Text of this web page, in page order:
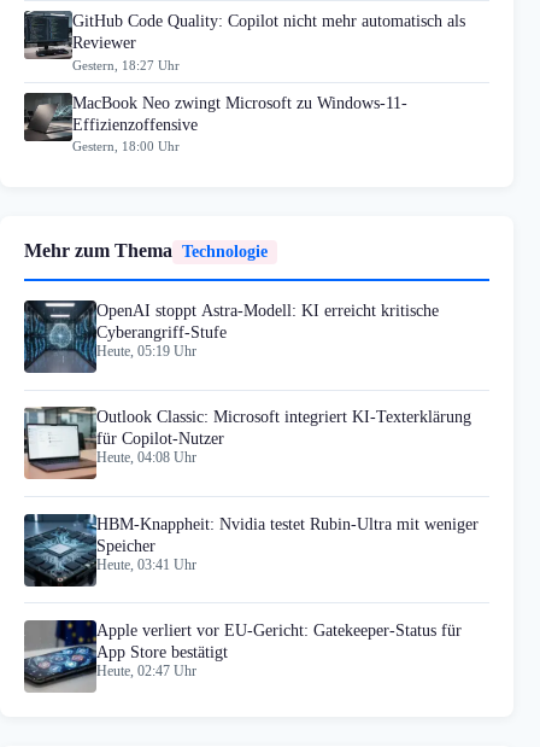
GitHub Code Quality: Copilot nicht mehr automatisch als
Reviewer
Gestern, 18:27 Uhr
MacBook Neo zwingt Microsoft zu Windows-11-
Effizienzoffensive
Gestern, 18:00 Uhr
Mehr zum Thema Technologie
OpenAI stoppt Astra-Modell: KI erreicht kritische
Cyberangriff-Stufe
Heute, 05:19 Uhr
Outlook Classic: Microsoft integriert KI-Texterklärung
für Copilot-Nutzer
Heute, 04:08 Uhr
HBM-Knappheit: Nvidia testet Rubin-Ultra mit weniger
Speicher
Heute, 03:41 Uhr
Apple verliert vor EU-Gericht: Gatekeeper-Status für
App Store bestätigt
Heute, 02:47 Uhr